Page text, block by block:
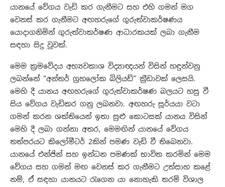
යානයේ වේගය වැඩි කර ගැනීමට සහ එහි ගමන් මග
වෙනස් කර ගැනීමට අඟහරුගේ ගුරුත්වාකර්ෂණය
යොදාගනිමින් ගුරුත්වාකර්ෂණ ආධාරකයක් ලබා ගැනීම
සඳහා සිදු වූවක්.
මෙම ක්‍රමවේදය අභ්‍යවකාශ විද්‍යාඥයන් විසින් හඳුන්වනු
ලබන්නේ “අන්තර් ග්‍රහලෝක බිලියඩ්” ක්‍රීඩාවක් ලෙසයි.
මෙහි දී යානය අඟහරුගේ ගුරුත්වාකර්ෂණ බලයට හසු වී
සිය වේගය වැඩිකර ගනු ලබනවා. අඟහරු සූර්යයා වටා
ගමන් කරන ශක්තියෙන් ඉතා සුළු කොටසක් යානය විසින්
මෙහි දී ලබා ගන්නා අතර, මෙමඟින් යානයේ වේගය
තත්පරයට කිලෝමීටර් 2කින් පමණ වැඩි වී තිබෙනවා.
යානයේ එන්ජින් සහ ඉන්ධන පමණක් භාවිත කරමින් මෙම
වේගය සහ ගමන් මඟ වෙනස් කර ගැනීමට උත්සාහ කළේ
නම්, ඒ සඳහා යානයට රැගෙන යා නොහැකි තරම් විශාල